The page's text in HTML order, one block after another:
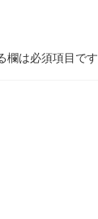
欄は必須項目です